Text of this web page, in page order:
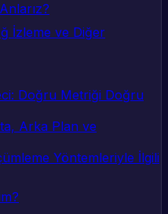
İzleme ve Diğer
Doğru Metriği Doğru
Arka Plan ve
Yöntemleriyle İlgili